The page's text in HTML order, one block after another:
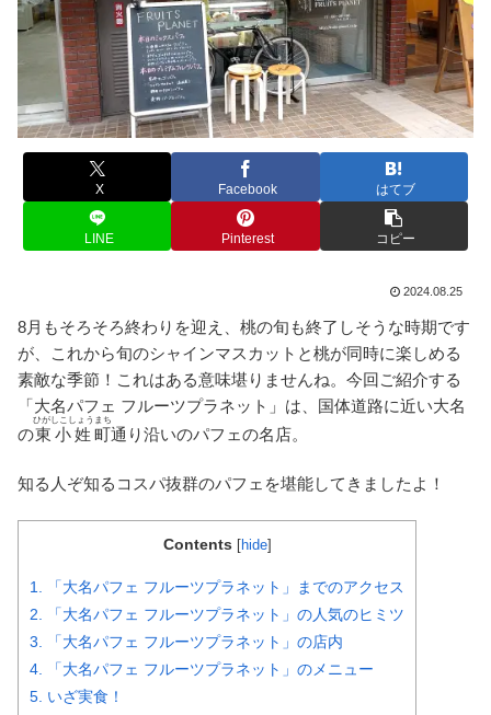
X Facebook はてブ
LINE Pinterest コピー
2024.08.25
8月もそろそろ終わりを迎え、桃の旬も終了しそうな時期です
が、これから旬のシャインマスカットと桃が同時に楽しめる
素敵な季節！これはある意味堪りませんね。今回ご紹介する
「大名パフェ フルーツプラネット」は、国体道路に近い大名
の東小姓町
ひがしこしょうまち
通り沿いのパフェの名店。
知る人ぞ知るコスパ抜群のパフェを堪能してきましたよ！
Contents [hide]
1.
「大名パフェ フルーツプラネット」までのアクセス
2.
「大名パフェ フルーツプラネット」の人気のヒミツ
3.
「大名パフェ フルーツプラネット」の店内
4.
「大名パフェ フルーツプラネット」のメニュー
5. いざ実食！